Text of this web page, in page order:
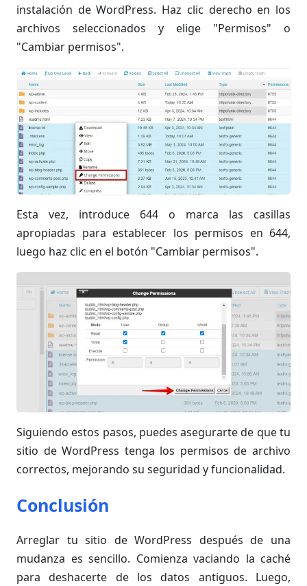
instalación de WordPress. Haz clic derecho en los
archivos seleccionados y elige "Permisos" o
"Cambiar permisos".
Esta vez, introduce 644 o marca las casillas
apropiadas para establecer los permisos en 644,
luego haz clic en el botón "Cambiar permisos".
Siguiendo estos pasos, puedes asegurarte de que tu
sitio de WordPress tenga los permisos de archivo
correctos, mejorando su seguridad y funcionalidad.
Conclusión
Arreglar tu sitio de WordPress después de una
mudanza es sencillo. Comienza vaciando la caché
para deshacerte de los datos antiguos. Luego,